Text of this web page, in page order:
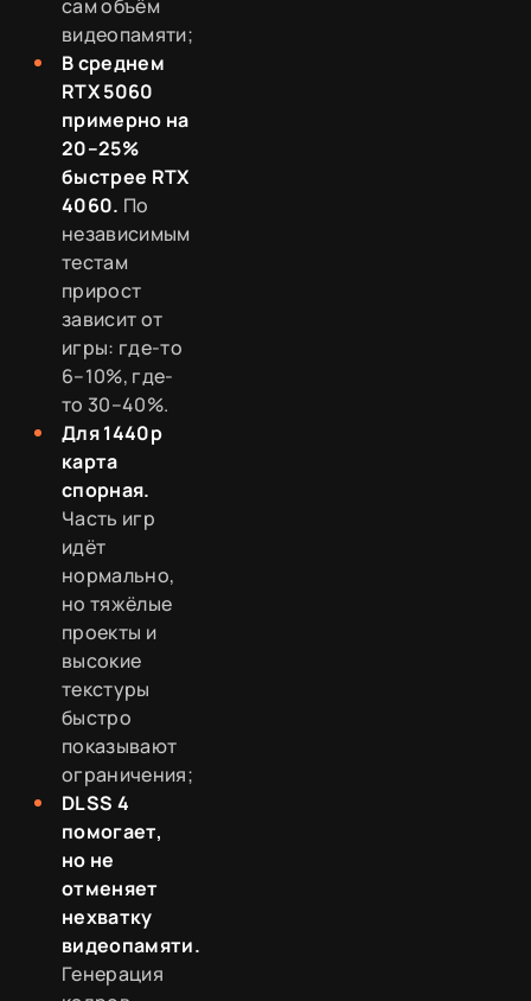
сам объём
видеопамяти;
В среднем
RTX 5060
примерно на
20–25%
быстрее RTX
4060. По
независимым
тестам
прирост
зависит от
игры: где-то
6–10%, где-
то 30–40%.
Для 1440p
карта
спорная.
Часть игр
идёт
нормально,
но тяжёлые
проекты и
высокие
текстуры
быстро
показывают
ограничения;
DLSS 4
помогает,
но не
отменяет
нехватку
видеопамяти.
Генерация